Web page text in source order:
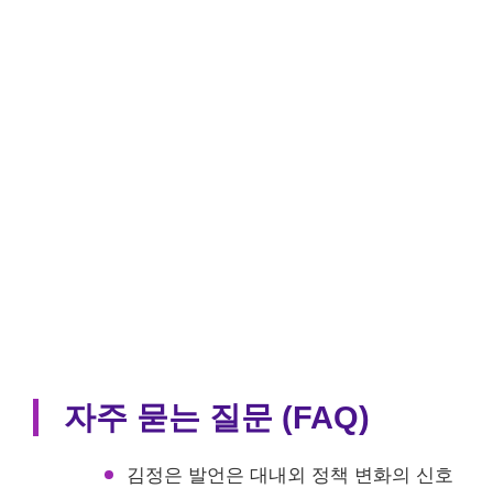
자주 묻는 질문 (FAQ)
김정은 발언은 대내외 정책 변화의 신호